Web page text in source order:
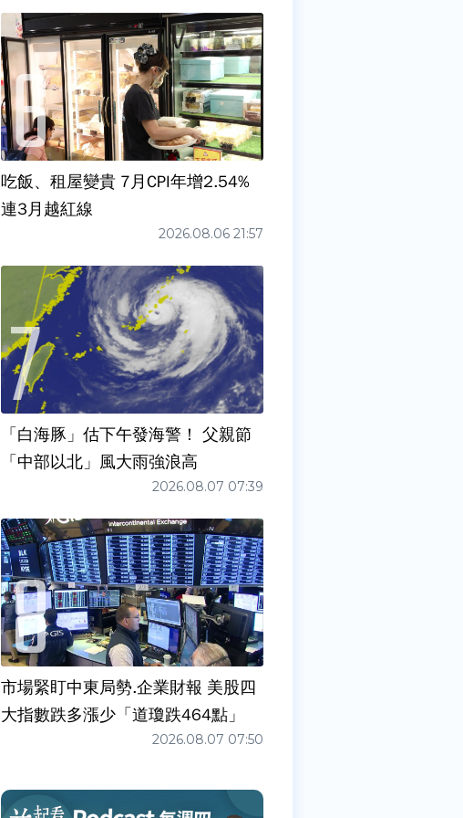
吃飯、租屋變貴 7月CPI年增2.54%
連3月越紅線
2026.08.06 21:57
「白海豚」估下午發海警！ 父親節
「中部以北」風大雨強浪高
2026.08.07 07:39
市場緊盯中東局勢.企業財報 美股四
大指數跌多漲少「道瓊跌464點」
2026.08.07 07:50